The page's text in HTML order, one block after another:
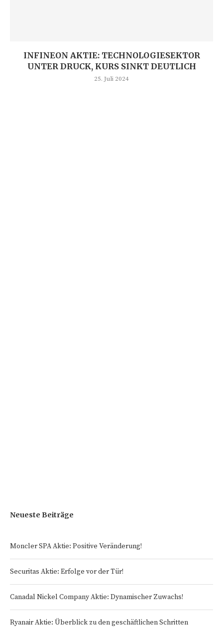
INFINEON AKTIE: TECHNOLOGIESEKTOR
UNTER DRUCK, KURS SINKT DEUTLICH
25. Juli 2024
Neueste Beiträge
Moncler SPA Aktie: Positive Veränderung!
Securitas Aktie: Erfolge vor der Tür!
Canadal Nickel Company Aktie: Dynamischer Zuwachs!
Ryanair Aktie: Überblick zu den geschäftlichen Schritten